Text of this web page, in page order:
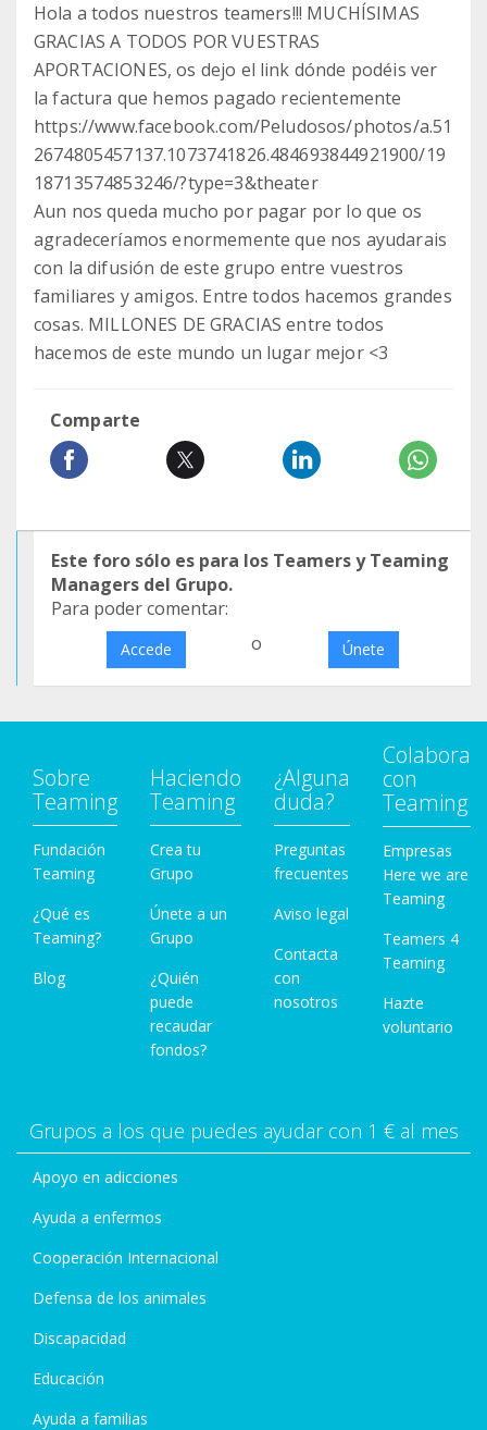
Hola a todos nuestros teamers!!! MUCHÍSIMAS
GRACIAS A TODOS POR VUESTRAS
APORTACIONES, os dejo el link dónde podéis ver
la factura que hemos pagado recientemente
https://www.facebook.com/Peludosos/photos/a.51
2674805457137.1073741826.484693844921900/19
18713574853246/?type=3&theater
Aun nos queda mucho por pagar por lo que os
agradeceríamos enormemente que nos ayudarais
con la difusión de este grupo entre vuestros
familiares y amigos. Entre todos hacemos grandes
cosas. MILLONES DE GRACIAS entre todos
hacemos de este mundo un lugar mejor <3
Comparte
Este foro sólo es para los Teamers y Teaming
Managers del Grupo.
Para poder comentar:
Accede o Únete
Sobre
Teaming
Fundación
Teaming
¿Qué es
Teaming?
Blog
Haciendo
Teaming
Crea tu
Grupo
Únete a un
Grupo
¿Quién
puede
recaudar
fondos?
¿Alguna
duda?
Preguntas
frecuentes
Aviso legal
Contacta
con
nosotros
Colabora
con
Teaming
Empresas
Here we are
Teaming
Teamers 4
Teaming
Hazte
voluntario
Grupos a los que puedes ayudar con 1 € al mes
Apoyo en adicciones
Ayuda a enfermos
Cooperación Internacional
Defensa de los animales
Discapacidad
Educación
Ayuda a familias